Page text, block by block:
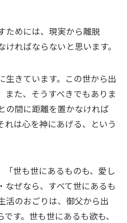
ためには、現実から離脱
ればならないと思います。
生きています。この世から出
また、そうすべきでもありま
の間に距離を置かなければ
れは心を神にあげる、という
「世も世にあるものも、愛し
なぜなら、すべて世にあるも
活のおごりは、御父から出
す。世も世にあるも欲も、